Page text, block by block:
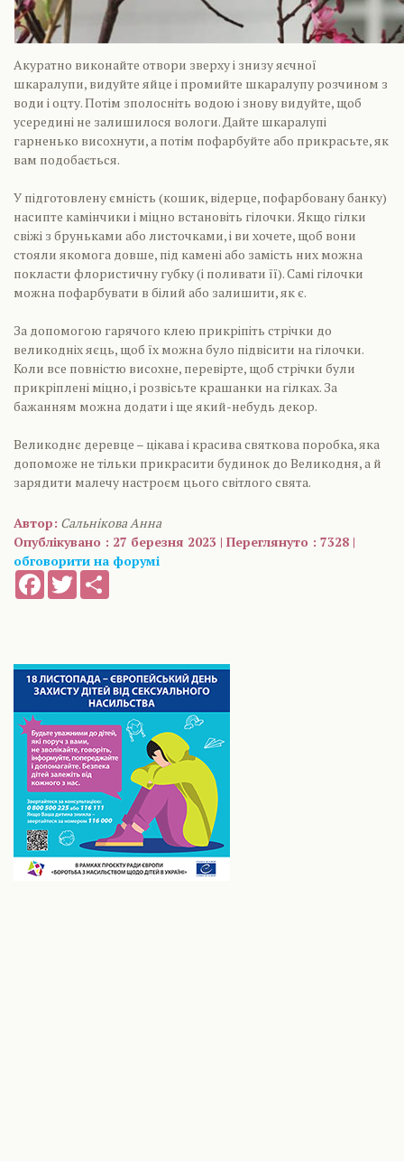
Акуратно виконайте отвори зверху і знизу яєчної
шкаралупи, видуйте яйце і промийте шкаралупу розчином з
води і оцту. Потім зполосніть водою і знову видуйте, щоб
усередині не залишилося вологи. Дайте шкаралупі
гарненько висохнути, а потім пофарбуйте або прикрасьте, як
вам подобається.
У підготовлену ємність (кошик, відерце, пофарбовану банку)
насипте камінчики і міцно встановіть гілочки. Якщо гілки
свіжі з бруньками або листочками, і ви хочете, щоб вони
стояли якомога довше, під камені або замість них можна
покласти флористичну губку (і поливати її). Самі гілочки
можна пофарбувати в білий або залишити, як є.
За допомогою гарячого клею прикріпіть стрічки до
великодніх яєць, щоб їх можна було підвісити на гілочки.
Коли все повністю висохне, перевірте, щоб стрічки були
прикріплені міцно, і розвісьте крашанки на гілках. За
бажанням можна додати і ще який-небудь декор.
Великоднє деревце – цікава і красива святкова поробка, яка
допоможе не тільки прикрасити будинок до Великодня, а й
зарядити малечу настроєм цього світлого свята.
Автор: Сальнікова Анна
Опублікувано : 27 березня 2023 | Переглянуто : 7328 |
обговорити на форумі
FacebookTwitter